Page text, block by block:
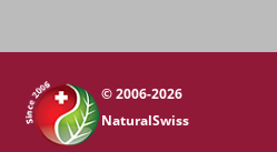
© 2006-2026
NaturalSwiss